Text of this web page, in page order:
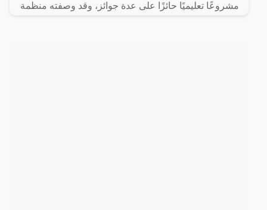
مشروعًا تعليميًا حائزًا على عدة جوائز، وقد وصفته منظمة